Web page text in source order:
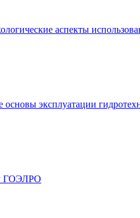
аспекты
основы эксплуатации
ГОЭЛРО